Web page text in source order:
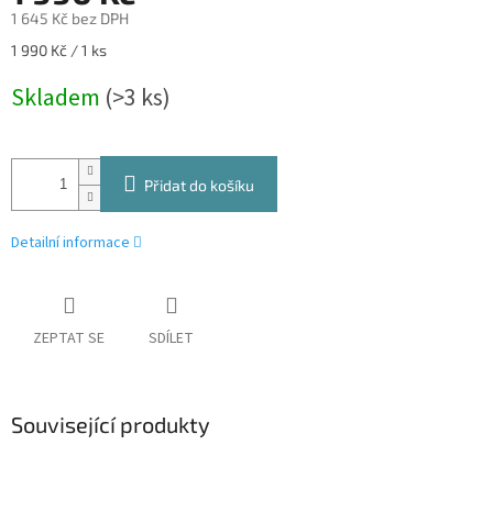
1 645 Kč bez DPH
Měrná
1 990 Kč / 1 ks
Skladem (>3 ks)
Přidat do košíku
Detailní informace
ZEPTAT SE SDÍLET
Související produkty